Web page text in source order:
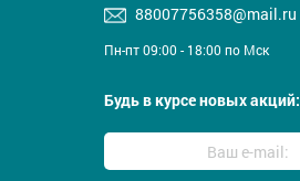
88007756358@mail.ru
Пн-пт 09:00 - 18:00 по Мск
Будь в курсе новых акций: